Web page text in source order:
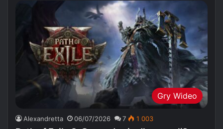
Gry Wideo
Alexandretta 06/07/2026 7 1 003